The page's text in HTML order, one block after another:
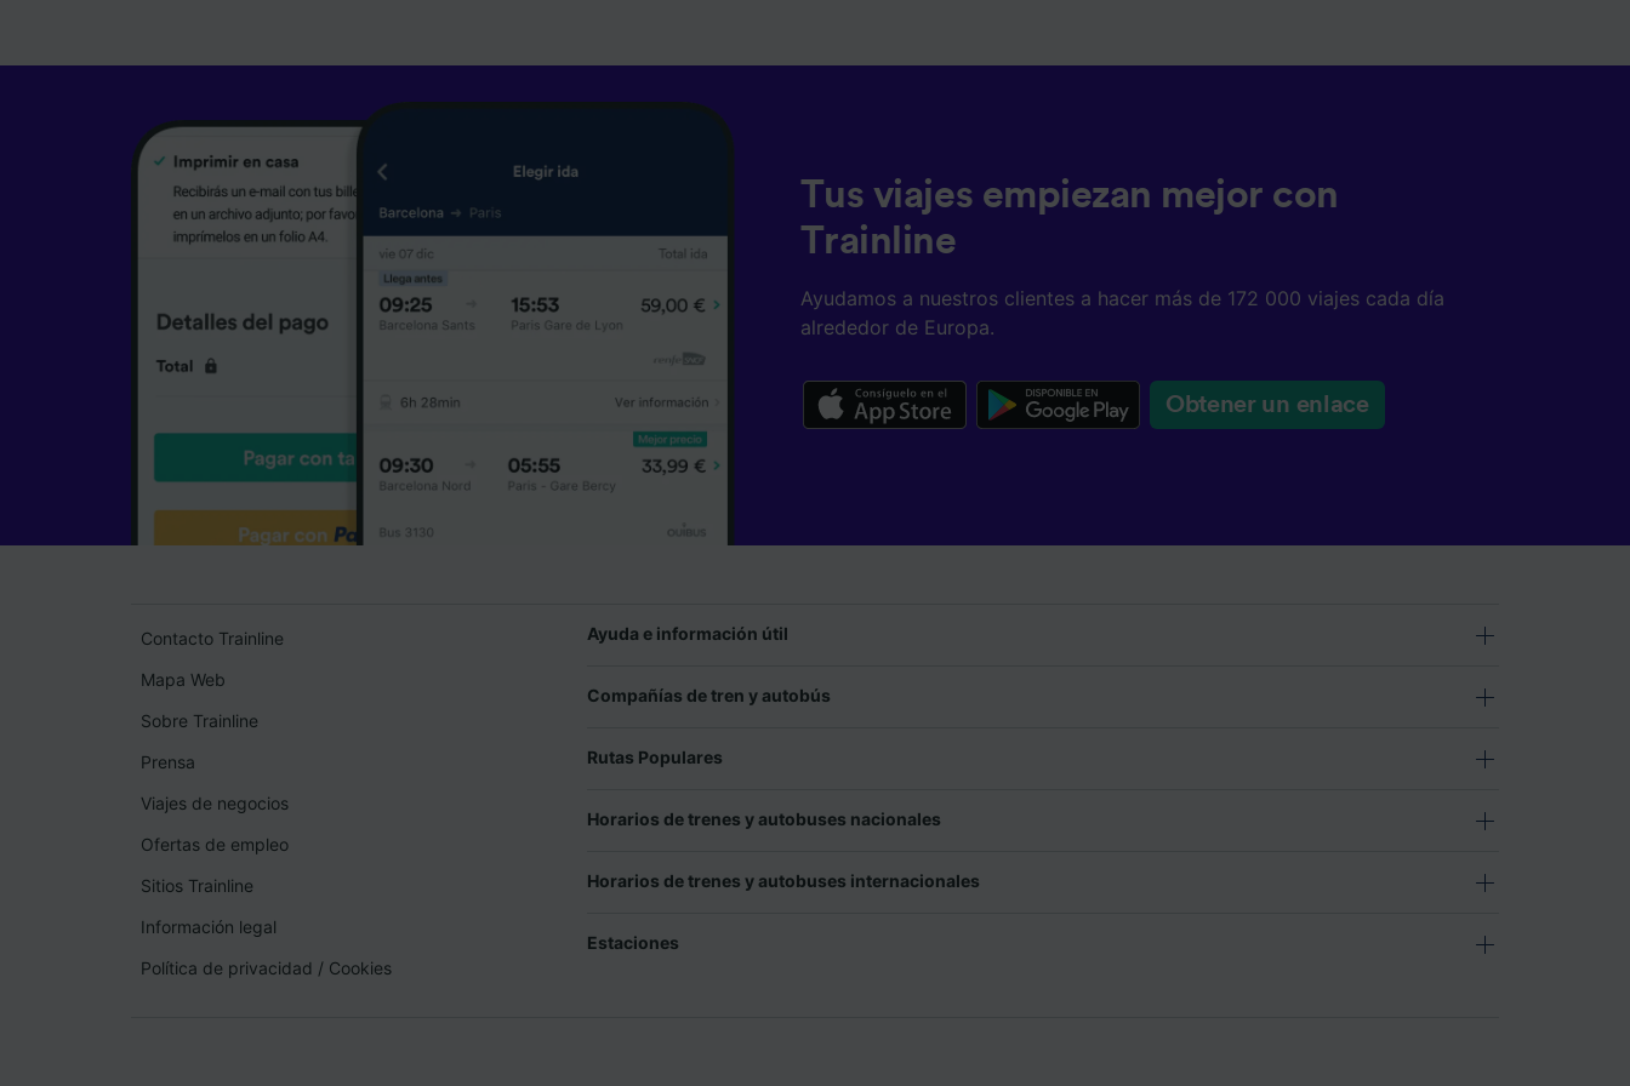
Tus viajes empiezan mejor con
Trainline
Ayudamos a nuestros clientes a hacer más de 172 000 viajes cada día
alrededor de Europa.
Obtener un enlace
Contacto Trainline
Mapa Web
Sobre Trainline
Prensa
Viajes de negocios
Ofertas de empleo
Sitios Trainline
Información legal
Política de privacidad / Cookies
Ayuda e información útil
Compañías de tren y autobús
Rutas Populares
Horarios de trenes y autobuses nacionales
Horarios de trenes y autobuses internacionales
Estaciones
personalizados, medición de publicidad y contenido, investigación de
Lista de asociados (proveedores)